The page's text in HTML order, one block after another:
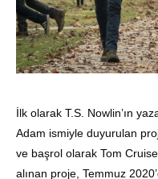
İlk olarak T.S. Nowlin’ın
Adam ismiyle duyurulan
ve başrol olarak Tom
alınan proje, Temmuz